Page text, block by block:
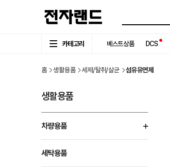
카테고리 베스트상품 DCS
홈 생활용품 세제/탈취/살균 섬유유연제
생활용품
차량용품
세탁용품